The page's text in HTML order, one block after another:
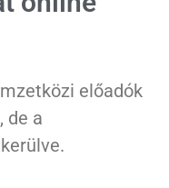
előadók
de a